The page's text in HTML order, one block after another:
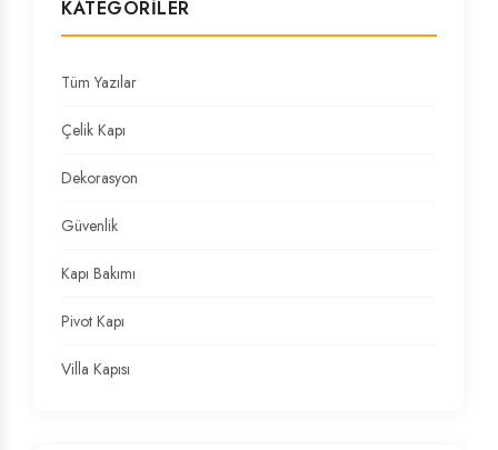
KATEGORILER
Tüm Yazılar
Çelik Kapı
Dekorasyon
Güvenlik
Kapı Bakımı
Pivot Kapı
Villa Kapısı